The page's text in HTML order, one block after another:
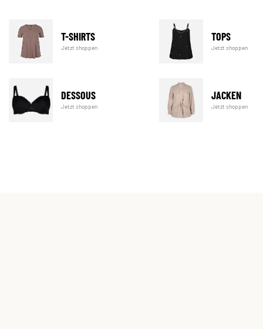
T-SHIRTS
Jetzt shoppen
TOPS
Jetzt shoppen
DESSOUS
Jetzt shoppen
JACKEN
Jetzt shoppen